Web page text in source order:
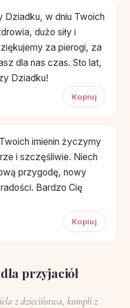
Dziadku, w dniu Twoich
dużo siły i
za pierogi, za
dla nas czas. Sto lat,
Dziadku!
Kopiuj
imienin życzymy
i szczęśliwie. Niech
przygodę, nowy
Bardzo Cię
Kopiuj
przyjaciół
z dzieciństwa, kumpli z